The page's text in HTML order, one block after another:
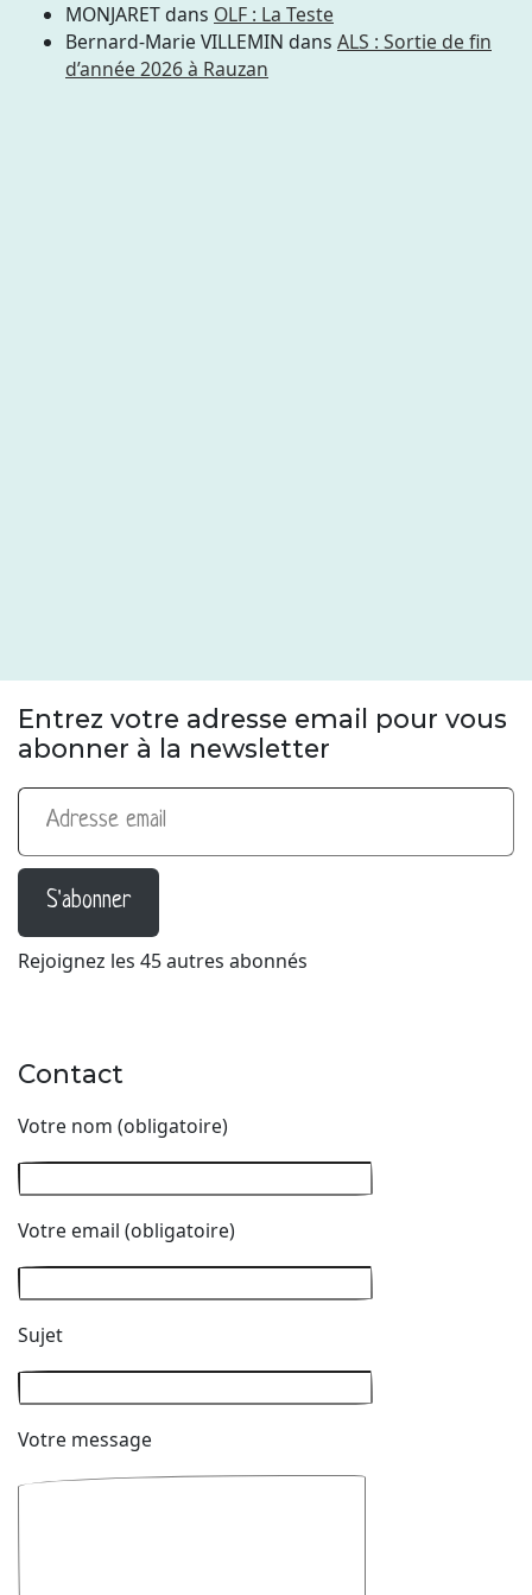
MONJARETdans OLF : La Teste
Bernard-Marie VILLEMIN dans ALS : Sortie de fin
d’année 2026 à Rauzan
Entrez votre adresse email pour vous
abonner à la newsletter
Adresse email
S'abonner
Rejoignez les 45 autres abonnés
Contact
Votre nom (obligatoire)
Votre email (obligatoire)
Sujet
Votre message